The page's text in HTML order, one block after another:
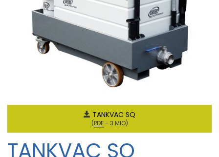
TANKVAC SQ
(PDF- 3 MIO)
TANKVAC SQ